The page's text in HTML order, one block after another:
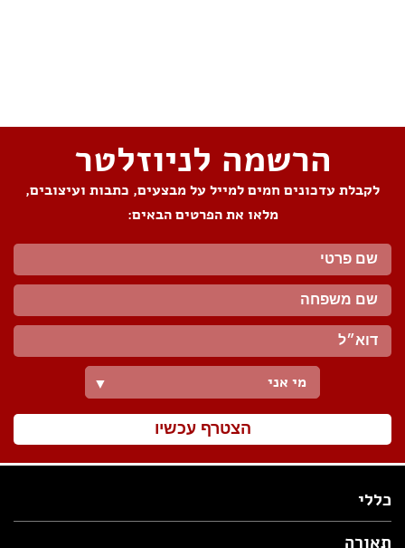
הרשמה לניוזלטר
לקבלת עדכונים חמים למייל על מבצעים, כתבות ועיצובים,
מלאו את הפרטים הבאים:
מי אני ▼
הצטרף עכשיו
כללי
תאורה